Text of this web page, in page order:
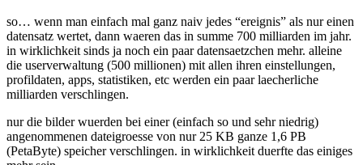
so… wenn man einfach mal ganz naiv jedes “ereignis” als nur einen
datensatz wertet, dann waeren das in summe 700 milliarden im jahr.
in wirklichkeit sinds ja noch ein paar datensaetzchen mehr. alleine
die userverwaltung (500 millionen) mit allen ihren einstellungen,
profildaten, apps, statistiken, etc werden ein paar laecherliche
milliarden verschlingen.
nur die bilder wuerden bei einer (einfach so und sehr niedrig)
angenommenen dateigroesse von nur 25 KB ganze 1,6 PB
(PetaByte) speicher verschlingen. in wirklichkeit duerfte das einiges